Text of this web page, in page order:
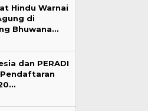
Hindu Warnai
di
Bhuwana…
dan PERADI